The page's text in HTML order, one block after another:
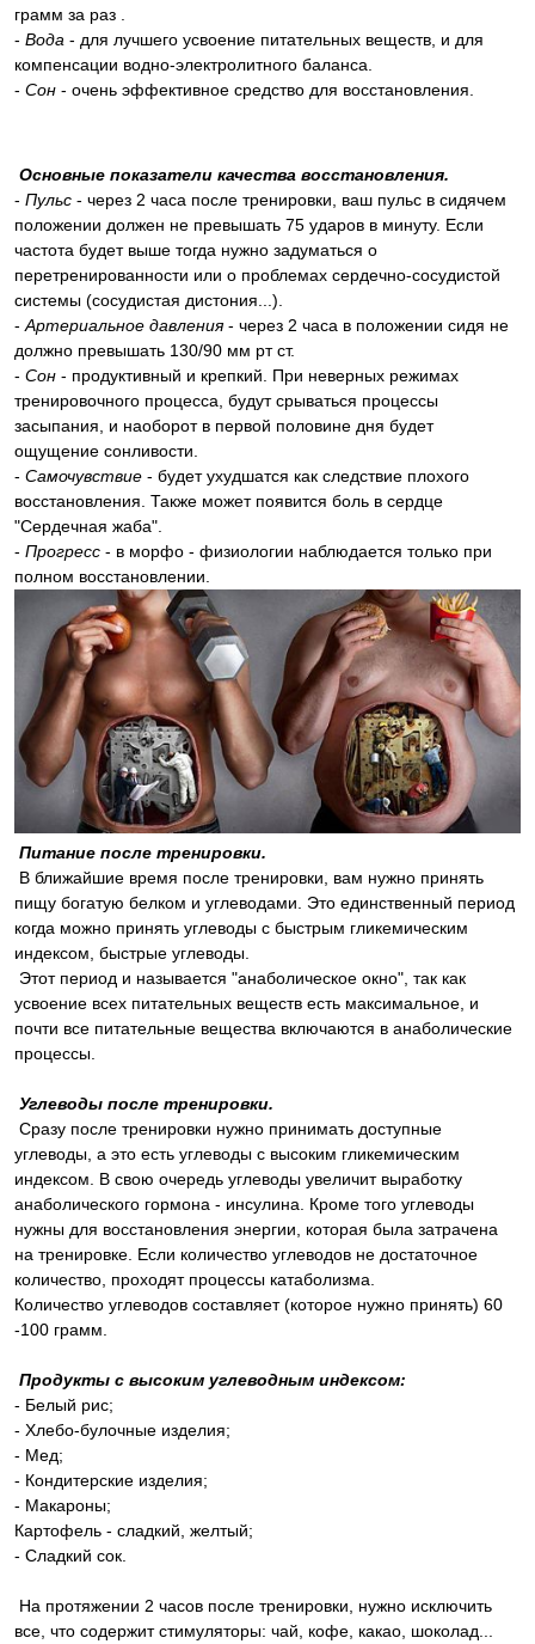
грамм за раз .
- Вода - для лучшего усвоение питательных веществ, и для
компенсации водно-электролитного баланса.
- Сон - очень эффективное средство для восстановления.
Основные показатели качества восстановления.
- Пульс - через 2 часа после тренировки, ваш пульс в сидячем
положении должен не превышать 75 ударов в минуту. Если
частота будет выше тогда нужно задуматься о
перетренированности или о проблемах сердечно-сосудистой
системы (сосудистая дистония...).
- Артериальное давления- через 2 часа в положении сидя не
должно превышать 130/90 мм рт ст.
- Сон - продуктивный и крепкий. При неверных режимах
тренировочного процесса, будут срываться процессы
засыпания, и наоборот в первой половине дня будет
ощущение сонливости.
- Самочувствие - будет ухудшатся как следствие плохого
восстановления. Также может появится боль в сердце
"Сердечная жаба".
- Прогресс - в морфо - физиологии наблюдается только при
полном восстановлении.
Питание после тренировки.
В ближайшие время после тренировки, вам нужно принять
пищу богатую белком и углеводами. Это единственный период
когда можно принять углеводы с быстрым гликемическим
индексом, быстрые углеводы.
Этот период и называется "анаболическое окно", так как
усвоение всех питательных веществ есть максимальное, и
почти все питательные вещества включаются в анаболические
процессы.
Углеводы после тренировки.
Сразу после тренировки нужно принимать доступные
углеводы, а это есть углеводы с высоким гликемическим
индексом. В свою очередь углеводы увеличит выработку
анаболического гормона - инсулина. Кроме того углеводы
нужны для восстановления энергии, которая была затрачена
на тренировке. Если количество углеводов не достаточное
количество, проходят процессы катаболизма.
Количество углеводов составляет (которое нужно принять) 60
-100 грамм.
Продукты с высоким углеводным индексом:
- Белый рис;
- Хлебо-булочные изделия;
- Мед;
- Кондитерские изделия;
- Макароны;
Картофель - сладкий, желтый;
- Сладкий сок.
На протяжении 2 часов после тренировки, нужно исключить
все, что содержит стимуляторы: чай, кофе, какао, шоколад...